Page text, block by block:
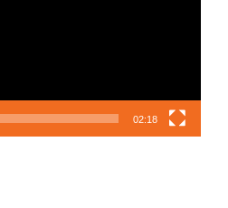
02:18